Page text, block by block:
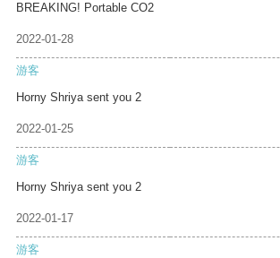
BREAKING! Portable CO2
2022-01-28
游客
Horny Shriya sent you 2
2022-01-25
游客
Horny Shriya sent you 2
2022-01-17
游客